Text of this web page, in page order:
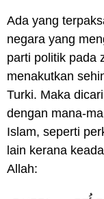
Ada yang
negara yang
parti politik pada
menakutkan
Turki. Maka
dengan mana-
Islam, seperti
lain kerana
Allah: